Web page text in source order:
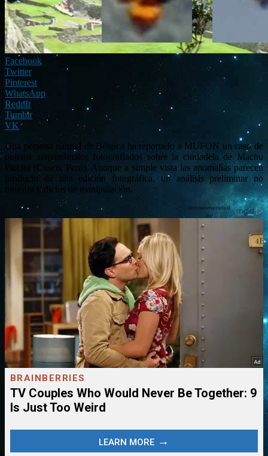
Facebook
Twitter
Pinterest
WhatsApp
ReddIt
Tumblr
VK
Una persona natural de Bélgica ha reportado a MUFON un caso de
objetos aeroanómalos fotografiados sobre la ciudadela de Machu
Picchu (Cusco, Perú). Aunque a simple vista las anomalías parecen
producto de una edición fotográfica, un análisis preliminar no
muestra indicios de manipulación.